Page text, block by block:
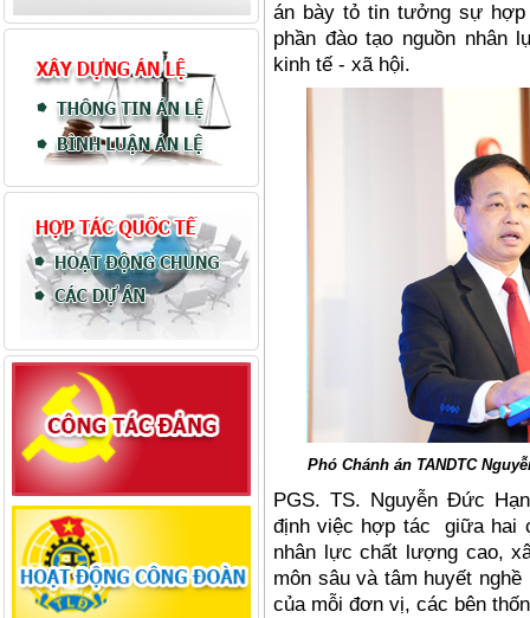
án bày tỏ tin tưởng sự
phần đào tạo nguồn nhân
kinh tế - xã hội.
Phó Chánh án TANDTC
PGS. TS. Nguyễn Đức
định việc hợp tác
giữa hai
nhân lực chất l ượng cao,
môn sâu và tâm huyết
của mỗi đơn vị, các bên